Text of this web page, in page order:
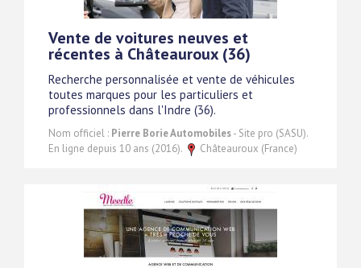
Vente de voitures neuves et
récentes à Châteauroux (36)
Recherche personnalisée et vente de véhicules
toutes marques pour les particuliers et
professionnels dans l'Indre (36).
Nom officiel : Pierre Borie Automobiles- Site pro (SASU).
En ligne depuis 10 ans (2016).
Châteauroux (France)